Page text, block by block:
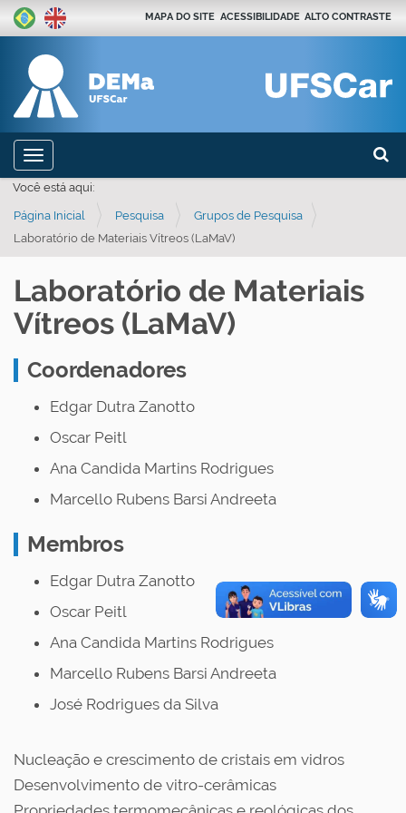
Busca
MAPA DO SITE ACESSIBILIDADE ALTO CONTRASTE
Toggle navigation
Você está aqui:
Página Inicial Pesquisa
Grupos de Pesquisa
Laboratório de Materiais Vítreos (LaMaV)
Laboratório de Materiais
Vítreos (LaMaV)
Coordenadores
Edgar Dutra Zanotto
Oscar Peitl
Ana Candida Martins Rodrigues
Marcello Rubens Barsi Andreeta
Membros
Edgar Dutra Zanotto
Oscar Peitl
Ana Candida Martins Rodrigues
Marcello Rubens Barsi Andreeta
José Rodrigues da Silva
Nucleação e crescimento de cristais em vidros
Desenvolvimento de vitro-cerâmicas